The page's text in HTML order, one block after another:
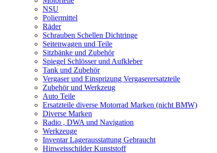
NSU
Poliermittel
Räder
Schrauben Schellen Dichtringe
Seitenwagen und Teile
Sitzbänke und Zubehör
Spiegel Schlösser und Aufkleber
Tank und Zubehör
Vergaser und Einsprizung Vergaserersatzteile
Zubehör und Werkzeug
Auto Teile
Ersatzteile diverse Motorrad Marken (nicht BMW)
Diverse Marken
Radio , DWA und Navigation
Werkzeuge
Inventar Lagerausstattung Gebraucht
Hinweisschilder Kunststoff